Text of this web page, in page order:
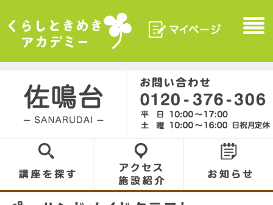
くらしときめきアカデ
マイページ Menu
佐鳴台／SANARUDAI 0120-376-306
講座を探す お知らせ